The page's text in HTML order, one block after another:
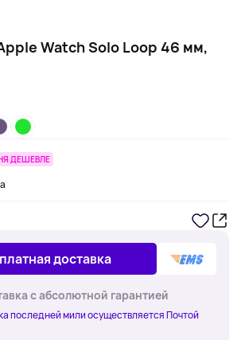
Watch Solo Loop 46 мм,
ДЕШЕВЛЕ
доставка
с абсолютной гарантией
последней мили осуществляется Почтой